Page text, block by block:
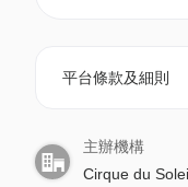
星期三至五
星期日（最
*具體表演時
平台條款及細則
主辦機構
Cirque du